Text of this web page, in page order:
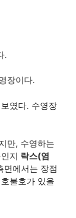
.
장이다.
였다. 수영장
만, 수영하는
지 락스(염
면에서는 장점
불호가 있을